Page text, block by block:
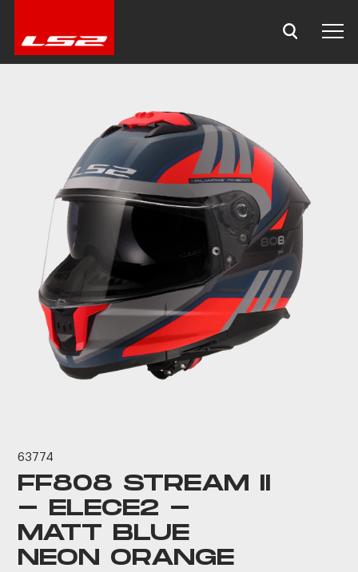
63774
FF808 STREAM II
- ELECE2 -
MATT BLUE
NEON ORANGE